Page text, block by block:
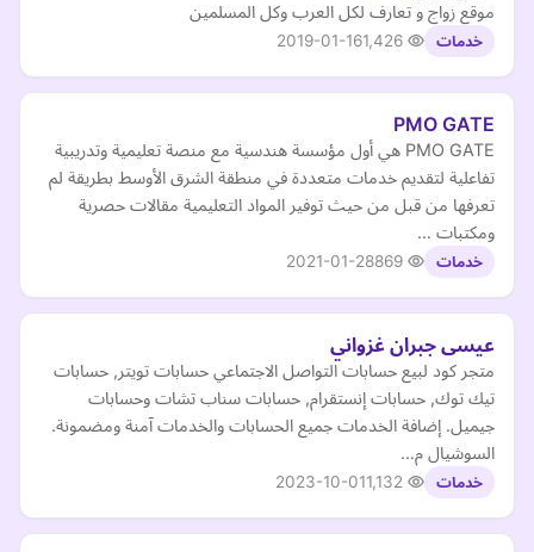
موقع زواج و تعارف لكل العرب وكل المسلمين
خدمات 2019-01-16
PMO GATE
PMO GATE هي أول مؤسسة هندسية مع منصة تعليمية وتدريبية
تفاعلية لتقديم خدمات متعددة في منطقة الشرق الأوسط بطريقة لم
تعرفها من قبل من حيث توفير المواد التعليمية مقالات حصرية
ومكتبات …
خدمات 2021-01-28
عيسى جبران غزواني
متجر كود لبيع حسابات التواصل الاجتماعي حسابات تويتر, حسابات
تيك توك, حسابات إنستقرام, حسابات سناب تشات وحسابات
جيميل. إضافة الخدمات جميع الحسابات والخدمات آمنة ومضمونة.
السوشيال م…
خدمات 2023-10-01